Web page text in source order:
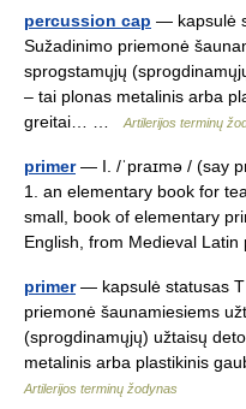
percussion cap — kapsulė
Sužadinimo priemonė
sprogstamųjų
– tai plonas metalinis arba
greitai… …
Artilerijos terminų
primer— I. /ˈpraɪmə / (say
1. an elementary book for
small, book of elementary
English, from Medieval
primer— kapsulė statusas T
priemonė šaunamiesiems
(sprogdinamųjų) užtaisų
metalinis arba plastikinis
Artilerijos terminų žodynas